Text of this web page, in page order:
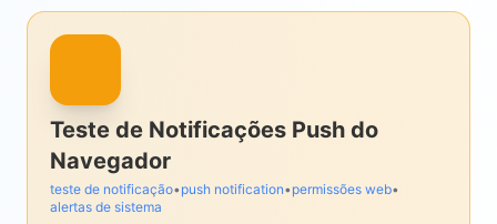
Teste de Notificações Push do
Navegador
teste de notificação•push notification•permissões web•
alertas de sistema